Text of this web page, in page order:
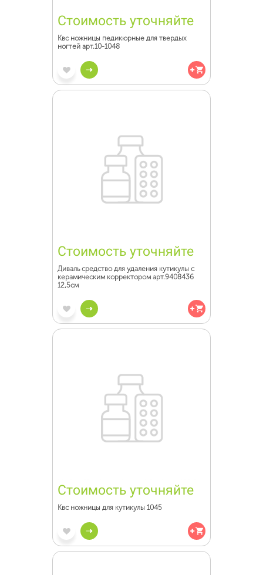
Стоимость уточняйте
Квс ножницы педикюрные для твердых
ногтей арт.10-1048
Стоимость уточняйте
Диваль средство для удаления кутикулы с
керамическим корректором арт.9408436
12,5см
Стоимость уточняйте
Квс ножницы для кутикулы 1045